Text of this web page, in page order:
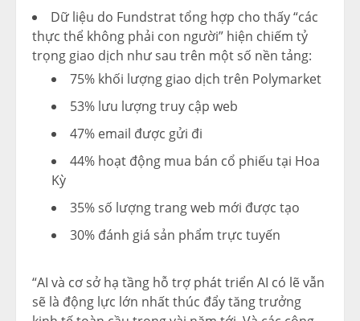
Dữ liệu do Fundstrat tổng hợp cho thấy “các
thực thể không phải con người” hiện chiếm tỷ
trọng giao dịch như sau trên một số nền tảng:
75% khối lượng giao dịch trên Polymarket
53% lưu lượng truy cập web
47% email được gửi đi
44% hoạt động mua bán cổ phiếu tại Hoa
Kỳ
35% số lượng trang web mới được tạo
30% đánh giá sản phẩm trực tuyến
“AI và cơ sở hạ tầng hỗ trợ phát triển AI có lẽ vẫn
sẽ là động lực lớn nhất thúc đẩy tăng trưởng